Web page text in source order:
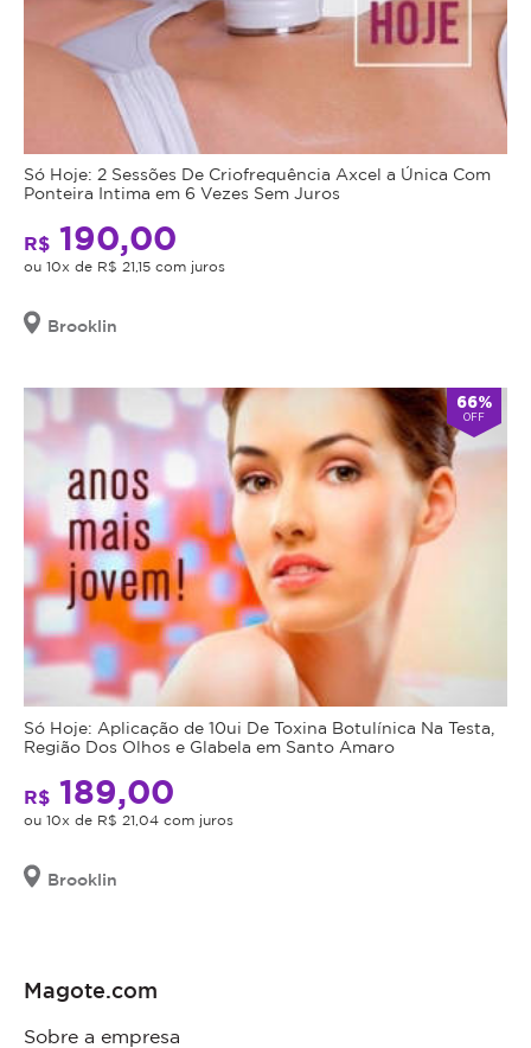
Só Hoje: 2 Sessões De Criofrequência Axcel a Única Com
Ponteira Intima em 6 Vezes Sem Juros
R$ 190,00
ou 10x de R$ 21,15 com juros
Brooklin
66%
OFF
Só Hoje: Aplicação de 10ui De Toxina Botulínica Na Testa,
Região Dos Olhos e Glabela em Santo Amaro
R$ 189,00
ou 10x de R$ 21,04 com juros
Brooklin
Magote.com
Sobre a empresa